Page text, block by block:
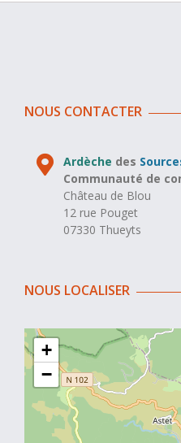
NOUS CONTACTER
Ardèche des
Communauté de
Château de Blou
12 rue Pouget
07330 Thueyts
NOUS LOCALISER
+
−